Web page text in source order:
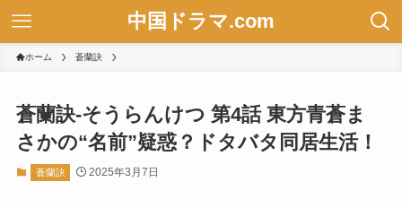
中国ドラマ.com
ホーム 蒼蘭訣
蒼蘭訣-そうらんけつ 第4話 東方青蒼ま
さかの“名前”疑惑？ドタバタ同居生活！
蒼蘭訣 2025年3月7日